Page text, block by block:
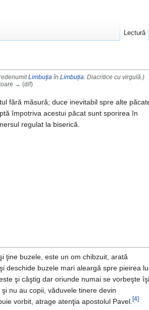
Limbuţia în Limbuția: Diacritice cu virgulă.)
→ (dif)
fără măsură; duce inevitabil spre alte
împotriva acestui păcat sunt sporirea în
regulat la biserică.
ţine buzele, este un om chibzuit, arată
deschide buzele mari aleargă spre pieirea
şi câştig dar oriunde numai se vorbeşte îşi
şi nu au copii, văduvele tinere devin
vorbit, atrage atenţia apostolul Pavel. [4]
Lectură